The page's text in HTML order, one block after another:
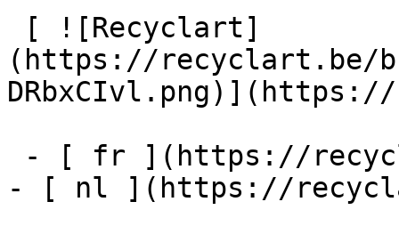
(https://recyclart.be/
- [ nl ](https://